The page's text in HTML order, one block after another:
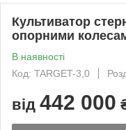
Культиватор
опорними
В наявності
Код: TARGET-3,0
від 442 000